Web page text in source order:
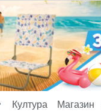
Култура Магазин